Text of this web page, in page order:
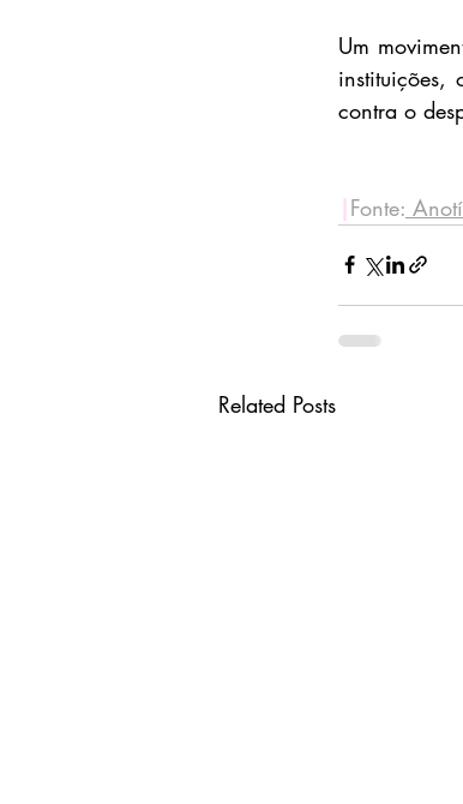
Um
contra o
| Fonte:
Related Posts